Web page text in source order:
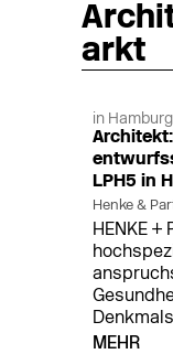
arkt
in Hamburg
LPH5 in
Henke &
HENKE +
MEHR